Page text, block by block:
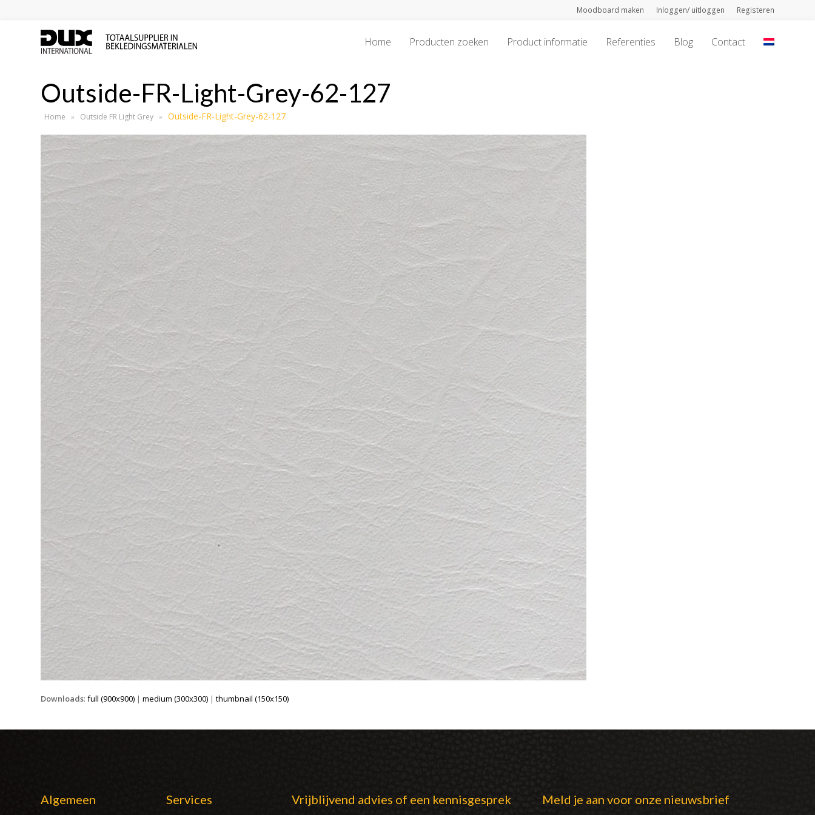
Moodboard maken Inloggen/ uitloggen Registeren
Home Producten zoeken Product informatie Referenties Blog Contact
Outside-FR-Light-Grey-62-127
Home » Outside FR Light Grey » Outside-FR-Light-Grey-62-127
Downloads:full (900x900) |medium (300x300) |thumbnail (150x150)
Algemeen Services Vrijblijvend advies of een kennisgesprek Meld je aan voor onze nieuwsbrief